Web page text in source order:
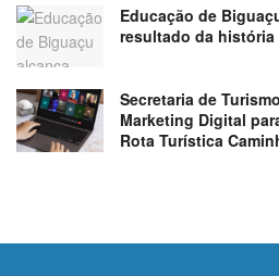
Educação de
resultado da história
Secretaria de
Marketing Digital
Rota Turística